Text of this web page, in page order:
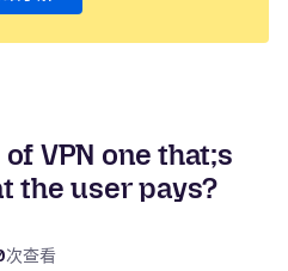
VPN one that;s
the user pays?
次查看